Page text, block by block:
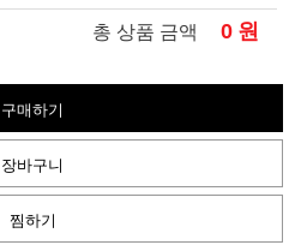
총 상품 금액 0 원
구매하기
장바구니
찜하기